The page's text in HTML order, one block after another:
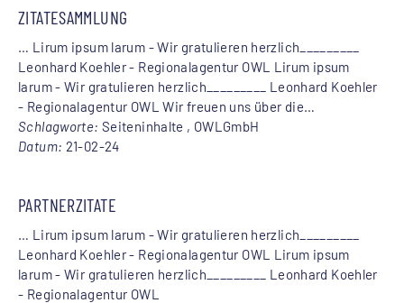
ZITATESAMMLUNG
… Lirum ipsum larum - Wir gratulieren herzlich_________
Leonhard Koehler - RegionalagenturOWL Lirum ipsum
larum - Wir gratulieren herzlich_________ Leonhard Koehler
- RegionalagenturOWL Wir freuen uns über die…
Schlagworte: Seiteninhalte , OWLGmbH
Datum: 21-02-24
PARTNERZITATE
… Lirum ipsum larum - Wir gratulieren herzlich_________
Leonhard Koehler - RegionalagenturOWL Lirum ipsum
larum - Wir gratulieren herzlich_________ Leonhard Koehler
- RegionalagenturOWL